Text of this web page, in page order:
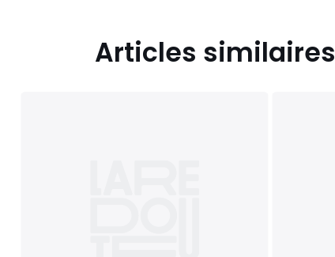
Articles similaires